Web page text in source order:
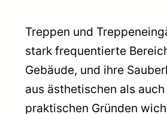
Treppen und
stark frequentierte
Gebäude, und ihre
aus ästhetischen als auch
praktischen Gründen